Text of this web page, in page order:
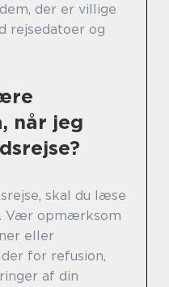
der er villige
rejsedatoer og
når jeg
skal du læse
Vær opmærksom
eller
for refusion,
af din